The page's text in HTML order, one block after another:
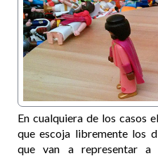
En cualquiera de los casos
que escoja libremente los
que van a representar a